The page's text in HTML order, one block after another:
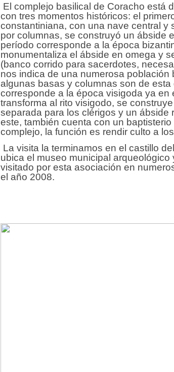
El complejo basilical de Coracho está
con tres momentos históricos: el
constantiniana, con una nave central y
por columnas, se construyó un ábside
período corresponde a la época
monumentaliza el ábside en omega y
(banco corrido para sacerdotes,
nos indica de una numerosa población
algunas basas y columnas son de esta
corresponde a la época visigoda ya en
transforma al rito visigodo, se
separada para los clérigos y un ábside
este, también cuenta con un
complejo, la función es rendir culto a
La visita la terminamos en el castillo
ubica el museo municipal
visitado por esta asociación en
el año 2008.